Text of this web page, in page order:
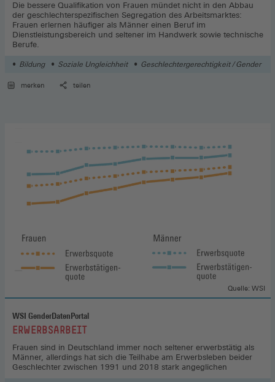
Die bessere Qualifikation von Frauen mündet nicht in den Abbau
der geschlechterspezifischen Segregation des Arbeitsmarktes:
Frauen erlernen häufiger als Männer einen Beruf im
Dienstleistungsbereich und seltener im Handwerk sowie technische
Berufe.
Bildung Soziale Ungleichheit Geschlechtergerechtigkeit / Gender
merken teilen
WSI GenderDatenPortal
:ERWERBSARBEIT
Frauen sind in Deutschland immer noch seltener erwerbstätig als
Männer, allerdings hat sich die Teilhabe am Erwerbsleben beider
Geschlechter zwischen 1991 und 2018 stark angeglichen
Quelle: WSI